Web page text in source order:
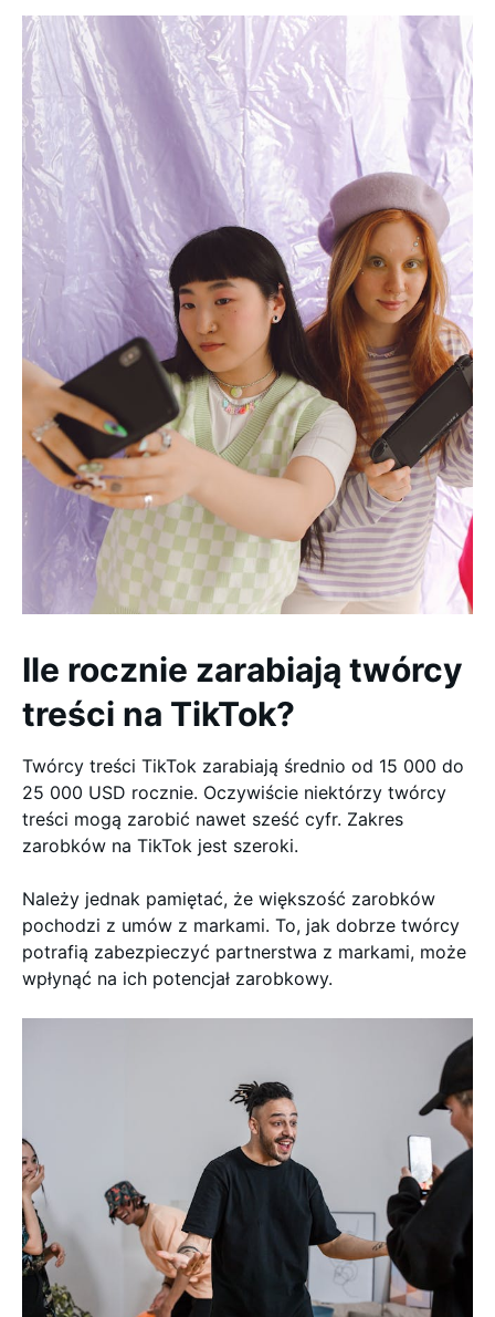
Ile rocznie zarabiają twórcy
treści na TikTok?
Twórcy treści TikTok zarabiają średnio od 15 000 do
25 000 USD rocznie. Oczywiście niektórzy twórcy
treści mogą zarobić nawet sześć cyfr. Zakres
zarobków na TikTok jest szeroki.
Należy jednak pamiętać, że większość zarobków
pochodzi z umów z markami. To, jak dobrze twórcy
potrafią zabezpieczyć partnerstwa z markami, może
wpłynąć na ich potencjał zarobkowy.